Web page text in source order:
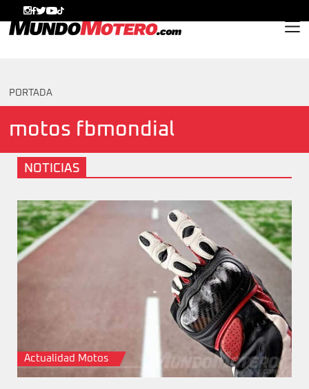
PORTADA
motos fbmondial
NOTICIAS
Actualidad Motos